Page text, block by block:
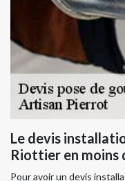
Le devis
Riottier en moins
Pour avoir un devis